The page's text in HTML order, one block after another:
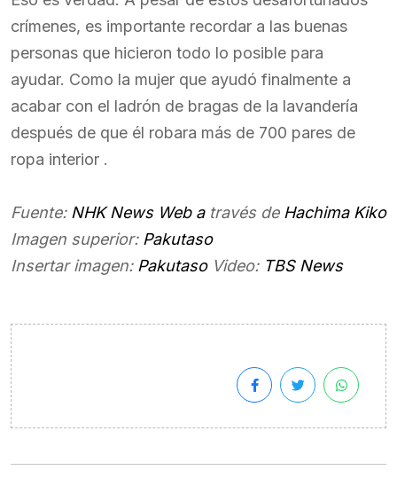
crímenes, es importante recordar a las buenas
personas que hicieron todo lo posible para
ayudar. Como la mujer que ayudó finalmente a
acabar con el ladrón de bragas de la lavandería
después de que él robara más de 700 pares de
ropa interior .
Fuente: NHK News Web através de Hachima Kiko
Imagen superior: Pakutaso
Insertar imagen: PakutasoVideo: TBS News